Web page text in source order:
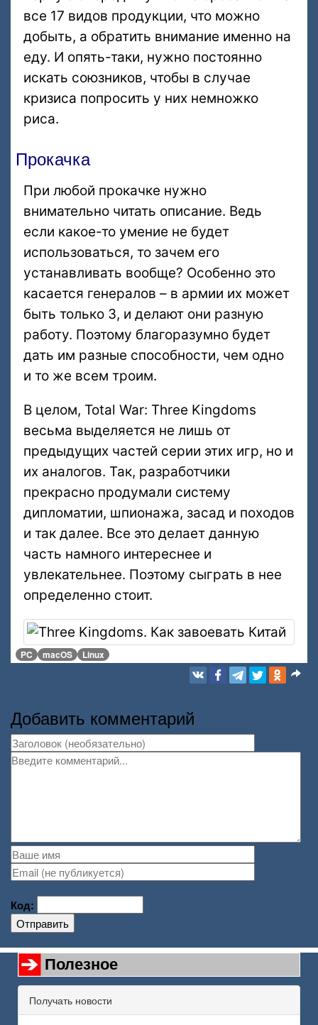
все 17 видов продукции, что можно
добыть, а обратить внимание именно на
еду. И опять-таки, нужно постоянно
искать союзников, чтобы в случае
кризиса попросить у них немножко
риса.
Прокачка
При любой прокачке нужно
внимательно читать описание. Ведь
если какое-то умение не будет
использоваться, то зачем его
устанавливать вообще? Особенно это
касается генералов – в армии их может
быть только 3, и делают они разную
работу. Поэтому благоразумно будет
дать им разные способности, чем одно
и то же всем троим.
В целом, Total War: Three Kingdoms
весьма выделяется не лишь от
предыдущих частей серии этих игр, но и
их аналогов. Так, разработчики
прекрасно продумали систему
дипломатии, шпионажа, засад и походов
и так далее. Все это делает данную
часть намного интереснее и
увлекательнее. Поэтому сыграть в нее
определенно стоит.
PC macOS Linux
Добавить комментарий
Код:
Отправить
Полезное
Получать новости